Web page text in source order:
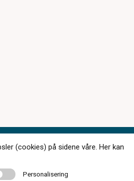
(cookies) på sidene våre. Her kan
Personalisering